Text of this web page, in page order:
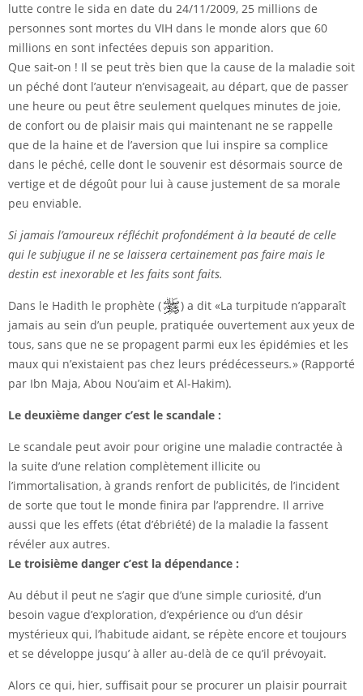
lutte contre le sida en date du 24/11/2009, 25 millions de
personnes sont mortes du VIH dans le monde alors que 60
millions en sont infectées depuis son apparition.
Que sait-on ! Il se peut très bien que la cause de la maladie soit
un péché dont l’auteur n’envisageait, au départ, que de passer
une heure ou peut être seulement quelques minutes de joie,
de confort ou de plaisir mais qui maintenant ne se rappelle
que de la haine et de l’aversion que lui inspire sa complice
dans le péché, celle dont le souvenir est désormais source de
vertige et de dégoût pour lui à cause justement de sa morale
peu enviable.
Si jamais l’amoureux réfléchit profondément à la beauté de celle
qui le subjugue il ne se laissera certainement pas faire mais le
destin est inexorable et les faits sont faits.
Dans le Hadith le prophète (
) a dit «La turpitude n’apparaît
jamais au sein d’un peuple, pratiquée ouvertement aux yeux de
tous, sans que ne se propagent parmi eux les épidémies et les
maux qui n’existaient pas chez leurs prédécesseurs.» (Rapporté
par Ibn Maja, Abou Nou’aim et Al-Hakim).
Le deuxième danger c’est le scandale :
Le scandale peut avoir pour origine une maladie contractée à
la suite d’une relation complètement illicite ou
l’immortalisation, à grands renfort de publicités, de l’incident
de sorte que tout le monde finira par l’apprendre. Il arrive
aussi que les effets (état d’ébriété) de la maladie la fassent
révéler aux autres.
Le troisième danger c’est la dépendance :
Au début il peut ne s’agir que d’une simple curiosité, d’un
besoin vague d’exploration, d’expérience ou d’un désir
mystérieux qui, l’habitude aidant, se répète encore et toujours
et se développe jusqu’ à aller au-delà de ce qu’il prévoyait.
Alors ce qui, hier, suffisait pour se procurer un plaisir pourrait